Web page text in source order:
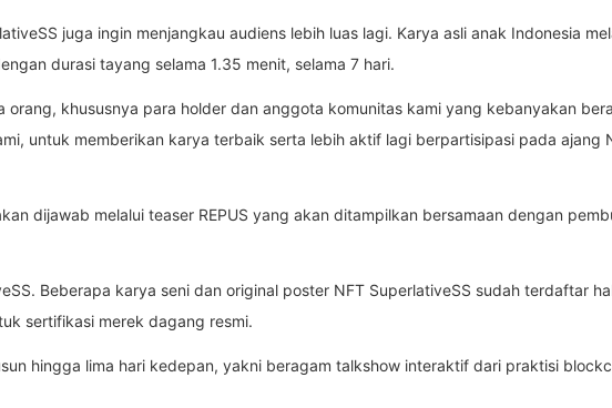
juga ingin menjangkau audiens lebih luas lagi. Karya asli anak Indonesia
durasi tayang selama 1.35 menit, selama 7 hari.
khususnya para holder dan anggota komunitas kami yang kebanyakan
untuk memberikan karya terbaik serta lebih aktif lagi berpartisipasi pada ajang
dijawab melalui teaser REPUS yang akan ditampilkan bersamaan dengan
Beberapa karya seni dan original poster NFT SuperlativeSS sudah terdaftar
sertifikasi merek dagang resmi.
hingga lima hari kedepan, yakni beragam talkshow interaktif dari praktisi